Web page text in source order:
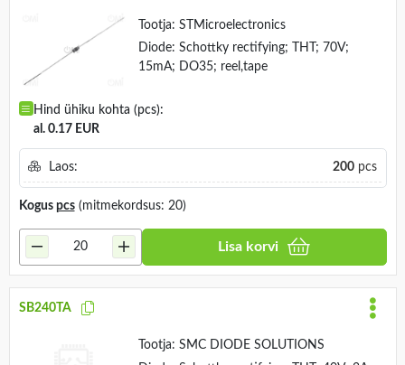
Tootja: STMicroelectronics
Diode: Schottky rectifying; THT; 70V;
15mA; DO35; reel,tape
Hind ühiku kohta (pcs):
al. 0.17 EUR
Laos: 200pcs
Kogus pcs(mitmekordsus: 20)
Lisa korvi
SB240TA
Tootja: SMC DIODE SOLUTIONS